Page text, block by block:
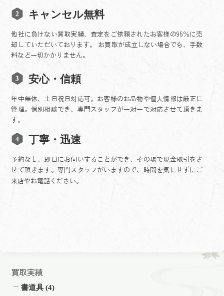
キャンセル無料
他社に負けない買取実績、査定をご依頼されたお客様の96％に売
却していただいております。 お買取が成立しない場合でも、手数
料など一切かかりません。
安心・信頼
年中無休、土日祝日対応可。お客様のお品物や個人情報は厳正に
管理。個別相談でき、専門スタッフが一対一で対応させて頂きま
す。
丁寧・迅速
予約なし、即日にお伺いすることができ、その場で現金取引をさ
せて頂きます。専門スタッフがいますので、時間を気にせずにご
来店やお電話ください。
買取実績
書道具(4)